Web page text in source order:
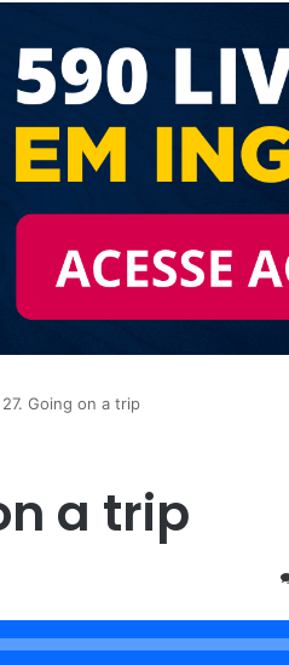
Going on a trip
a trip